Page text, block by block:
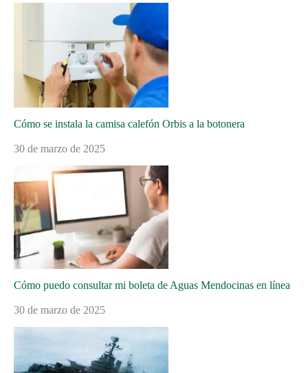
Cómo se instala la camisa calefón Orbis a la botonera
30 de marzo de 2025
Cómo puedo consultar mi boleta de Aguas Mendocinas en línea
30 de marzo de 2025